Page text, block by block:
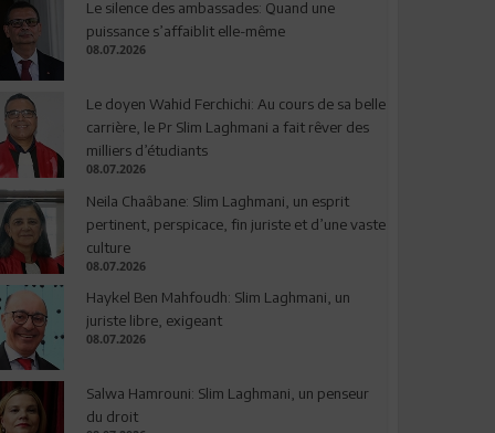
Le silence des ambassades: Quand une
puissance s’affaiblit elle-même
08.07.2026
Le doyen Wahid Ferchichi: Au cours de sa belle
carrière, le Pr Slim Laghmani a fait rêver des
milliers d’étudiants
08.07.2026
Neila Chaâbane: Slim Laghmani, un esprit
pertinent, perspicace, fin juriste et d’une vaste
culture
08.07.2026
Haykel Ben Mahfoudh: Slim Laghmani, un
juriste libre, exigeant
08.07.2026
Salwa Hamrouni: Slim Laghmani, un penseur
du droit